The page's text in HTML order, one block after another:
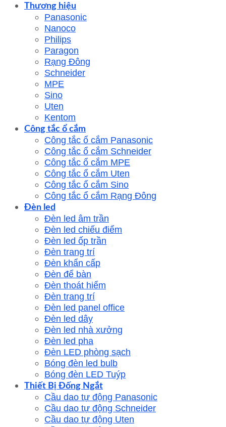
Thương hiệu
Panasonic
Nanoco
Philips
Paragon
Rạng Đông
Schneider
MPE
Sino
Uten
Kentom
Công tắc ổ cắm
Công tắc ổ cắm Panasonic
Công tắc ổ cắm Schneider
Công tắc ổ cắm MPE
Công tắc ổ cắm Uten
Công tắc ổ cắm Sino
Công tắc ổ cắm Rạng Đông
Đèn led
Đèn led âm trần
Đèn led chiếu điểm
Đèn led ốp trần
Đèn trang trí
Đèn khẩn cấp
Đèn để bàn
Đèn thoát hiểm
Đèn trang trí
Đèn led panel office
Đèn led dây
Đèn led nhà xưởng
Đèn led pha
Đèn LED phòng sạch
Bóng đèn led bulb
Bóng đèn LED Tuýp
Thiết Bị Đống Ngắt
Cầu dao tự động Panasonic
Cầu dao tự động Schneider
Cầu dao tự động Uten